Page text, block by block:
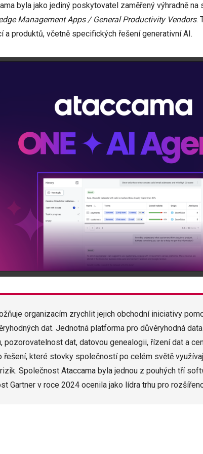
byla jako jediný poskytovatel zaměřený výhradně na
Management Apps / General Productivity Vendors.
a produktů, včetně specifických řešení generativní AI.
organizacím zrychlit jejich obchodní iniciativy
dat. Jednotná platforma pro důvěryhodná
pozorovatelnost dat, datovou genealogii, řízení dat a
řešení, které stovky společností po celém světě
Společnost Ataccama byla jednou z pouhých tří
Gartner v roce 2024 ocenila jako lídra trhu pro